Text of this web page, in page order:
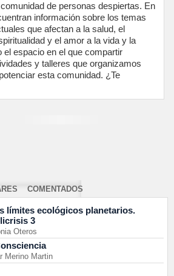
de personas despiertas. En
información sobre los temas
que afectan a la salud, el
y el amor a la vida y la
el espacio en el que compartir
y talleres que organizamos
esta comunidad. ¿Te
COMENTADOS
límites ecológicos planetarios.
3
Oteros
Merino Martin